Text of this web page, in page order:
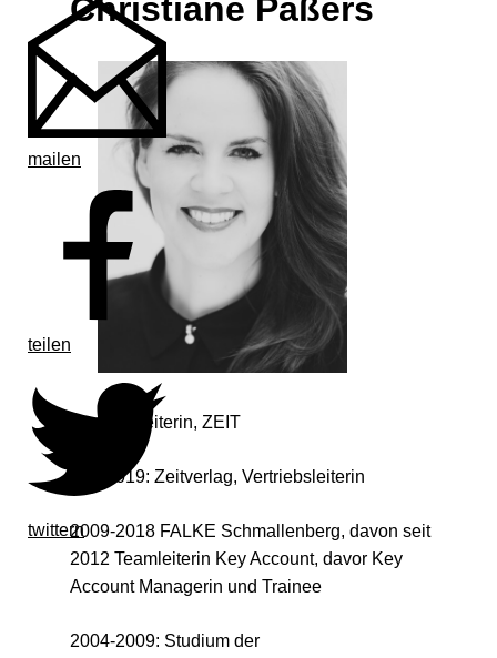
mailen
teilen
twittern
Christiane Paßers
Vertriebsleiterin, ZEIT
Seit 2019: Zeitverlag, Vertriebsleiterin
2009-2018 FALKE Schmallenberg, davon seit
2012 Teamleiterin Key Account, davor Key
Account Managerin und Trainee
2004-2009: Studium der